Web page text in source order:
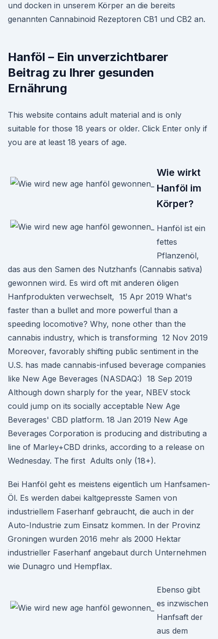
und docken in unserem Körper an die bereits
genannten Cannabinoid Rezeptoren CB1 und CB2 an.
Hanföl – Ein unverzichtbarer
Beitrag zu Ihrer gesunden
Ernährung
This website contains adult material and is only
suitable for those 18 years or older. Click Enter only if
you are at least 18 years of age.
Wie wirkt
Hanföl im
Körper?
Hanföl ist ein
fettes
Pflanzenöl,
das aus den Samen des Nutzhanfs (Cannabis sativa)
gewonnen wird. Es wird oft mit anderen öligen
Hanfprodukten verwechselt, 15 Apr 2019 What's
faster than a bullet and more powerful than a
speeding locomotive? Why, none other than the
cannabis industry, which is transforming 12 Nov 2019
Moreover, favorably shifting public sentiment in the
U.S. has made cannabis-infused beverage companies
like New Age Beverages (NASDAQ:) 18 Sep 2019
Although down sharply for the year, NBEV stock
could jump on its socially acceptable New Age
Beverages' CBD platform. 18 Jan 2019 New Age
Beverages Corporation is producing and distributing a
line of Marley+CBD drinks, according to a release on
Wednesday. The first Adults only (18+).
Bei Hanföl geht es meistens eigentlich um Hanfsamen-
Öl. Es werden dabei kaltgepresste Samen von
industriellem Faserhanf gebraucht, die auch in der
Auto-Industrie zum Einsatz kommen. In der Provinz
Groningen wurden 2016 mehr als 2000 Hektar
industrieller Faserhanf angebaut durch Unternehmen
wie Dunagro und Hempflax.
Ebenso gibt
es inzwischen
Hanfsaft der
aus dem